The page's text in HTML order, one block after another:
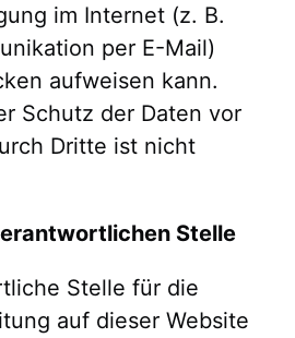
im Internet (z. B.
per E-Mail)
aufweisen kann.
Schutz der Daten vor
Dritte ist nicht
Stelle
Stelle für die
auf dieser Website